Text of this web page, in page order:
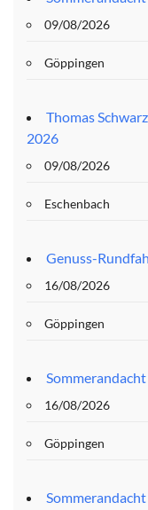
09/08/2026
Göppingen
Thomas
2026
09/08/2026
Eschenbach
Genuss-
16/08/2026
Göppingen
16/08/2026
Göppingen